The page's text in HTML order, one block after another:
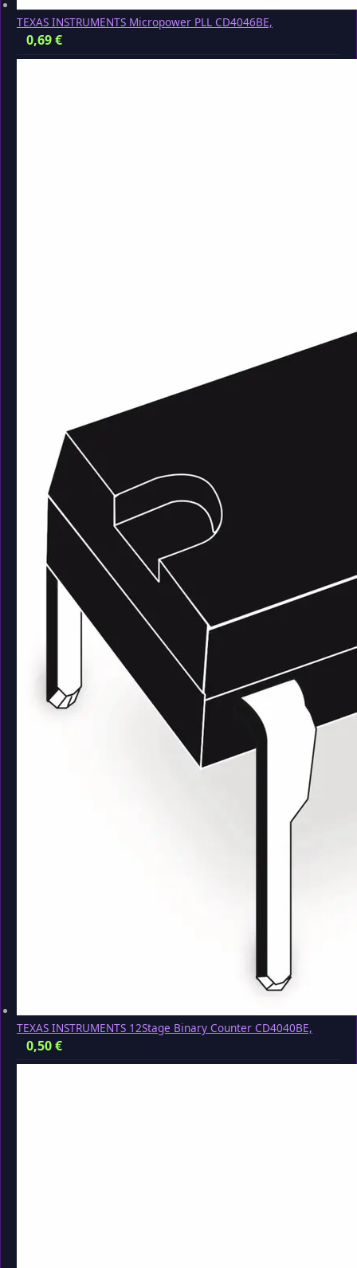
TEXAS INSTRUMENTS Micropower PLL CD4046BE,
0,69€
TEXAS INSTRUMENTS 12Stage Binary Counter CD4040BE,
0,50€